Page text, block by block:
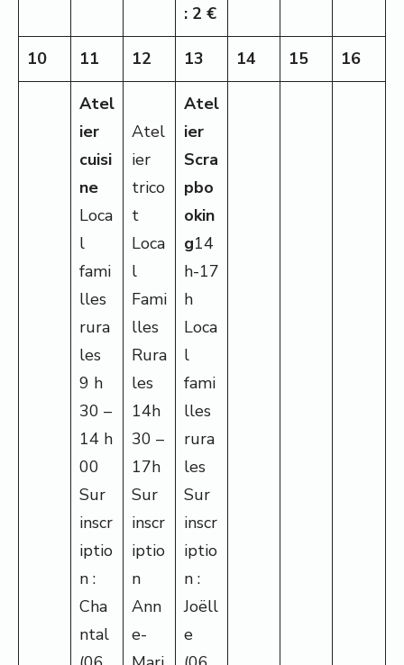
: 2 €
10 11 12 13 14 15 16
Atel
ier
cuisi
ne
Loca
l
fami
lles
rura
les
9 h
30 –
14 h
00
Sur
inscr
iptio
n :
Cha
ntal
Atel
ier
trico
t
Loca
l
Fami
lles
Rura
les
14h
30 –
17h
Sur
inscr
iptio
n
Ann
e-
Atel
ier
Scra
pbo
okin
g14
h-17
h
Loca
l
fami
lles
rura
les
Sur
inscr
iptio
n :
Joëll
e